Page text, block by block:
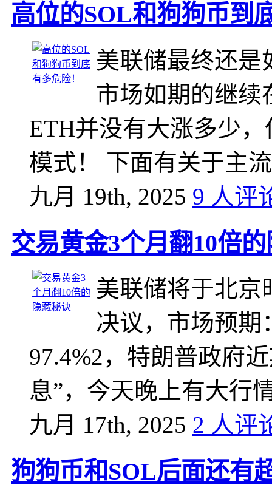
高位的SOL和狗狗币到
美联储最终还是
市场如期的继续
ETH并没有大涨多少
模式！ 下面有关于主
九月 19th, 2025 9 人评
交易黄金3个月翻10倍
美联储将于‌北京
决议‌，市场预期‌
97.4%‌2，特朗普政府
息”‌，今天晚上有大行
九月 17th, 2025 2 人评
狗狗币和SOL后面还有